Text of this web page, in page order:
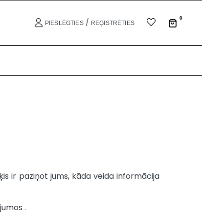
PIESLĒGTIES / REĢISTRĒTIES
0
ir paziņot jums, kāda veida informācija
.